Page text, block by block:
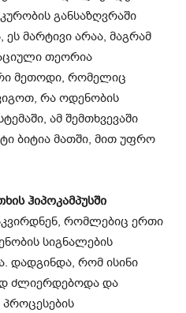
განსაზღვრაში
ეს მარტივი არაა, მაგრამ
თეორია
მეთოდი, რომელიც
რა ოდენობის
ამ შემთხვევაში
ბიტია მათში, მით უფრო
ჰიპოკამპუსში
რომლებიც ერთი
სიგნალების
დადგინდა, რომ ისინი
ძლიერდებოდა და
პროცესების